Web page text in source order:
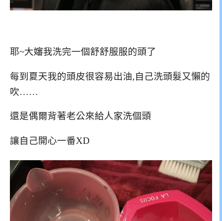
耶~大嬸我洗完一個舒舒服服的頭了
每到夏天我的頭皮很容易出油,自己洗頭髮又懶的
吹……
還是偶爾背著老公來給人家洗個頭
讓自己開心一番XD